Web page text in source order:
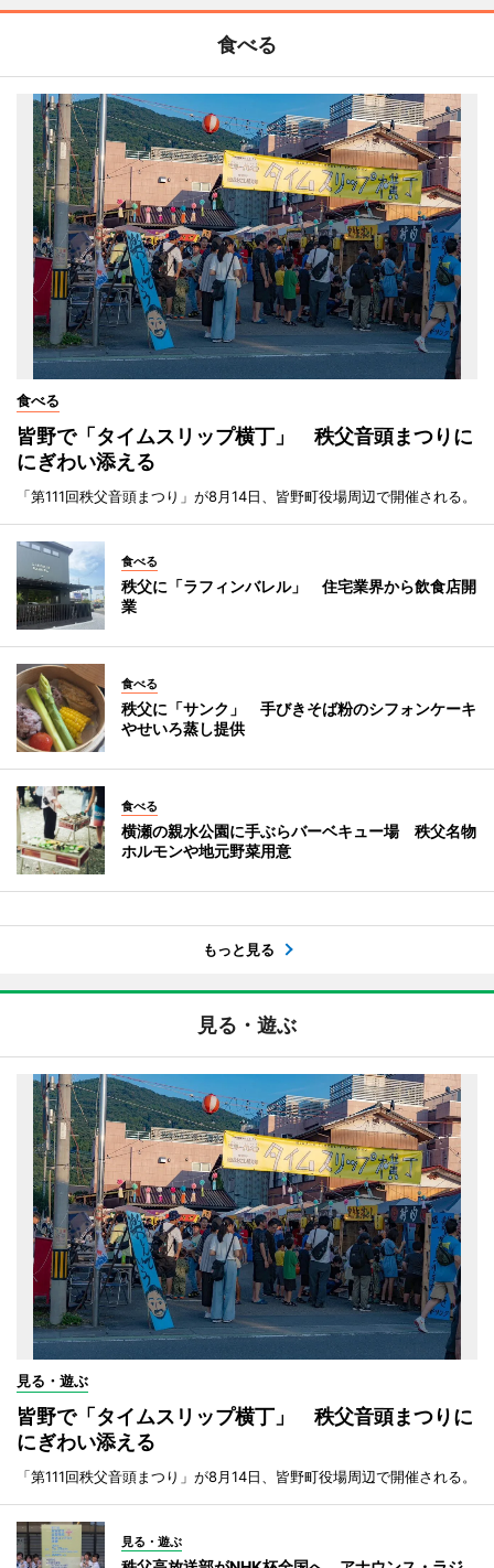
食べる
食べる
皆野で「タイムスリップ横丁」 秩父音頭まつりに
にぎわい添える
「第111回秩父音頭まつり」が8月14日、皆野町役場周辺で開催される。
食べる
秩父に「ラフィンバレル」 住宅業界から飲食店開
業
食べる
秩父に「サンク」 手びきそば粉のシフォンケーキ
やせいろ蒸し提供
食べる
横瀬の親水公園に手ぶらバーベキュー場 秩父名物
ホルモンや地元野菜用意
もっと見る
見る・遊ぶ
見る・遊ぶ
皆野で「タイムスリップ横丁」 秩父音頭まつりに
にぎわい添える
「第111回秩父音頭まつり」が8月14日、皆野町役場周辺で開催される。
見る・遊ぶ